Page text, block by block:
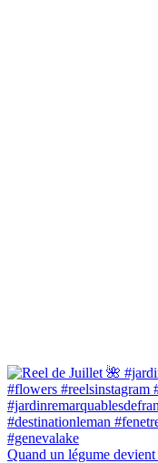
Quand un légume